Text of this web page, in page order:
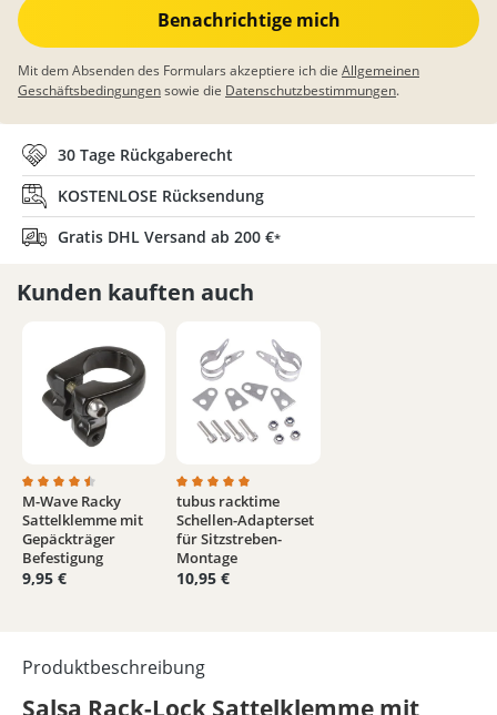
Benachrichtige mich
Mit dem Absenden des Formulars akzeptiere ich die Allgemeinen
Geschäftsbedingungensowie die Datenschutzbestimmungen.
30 Tage Rückgaberecht
KOSTENLOSE Rücksendung
Gratis DHL Versand ab 200 €*
Kunden kauften auch
Durchschnittliche Bewertung von 4.5 von 5 Sternen
M-Wave Racky
Sattelklemme mit
Gepäckträger
Befestigung
9,95 €
Durchschnittliche Bewertung von 5 von 5
tubus racktime
Schellen-Adapterset
für Sitzstreben-
Montage
10,95 €
Produktbeschreibung
Salsa Rack-Lock Sattelklemme mit